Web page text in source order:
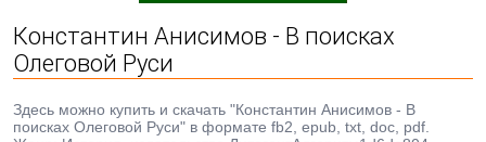
Константин Анисимов - В поисках
Олеговой Руси
Здесь можно купить и скачать "Константин Анисимов - В
поисках Олеговой Руси" в формате fb2, epub, txt, doc, pdf.